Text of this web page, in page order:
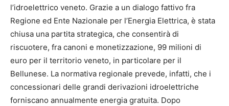
l’idroelettrico veneto. Grazie a un dialogo fattivo fra
Regione ed Ente Nazionale per l’Energia Elettrica, è stata
chiusa una partita strategica, che consentirà di
riscuotere, fra canoni e monetizzazione, 99 milioni di
euro per il territorio veneto, in particolare per il
Bellunese. La normativa regionale prevede, infatti, che i
concessionari delle grandi derivazioni idroelettriche
forniscano annualmente energia gratuita. Dopo